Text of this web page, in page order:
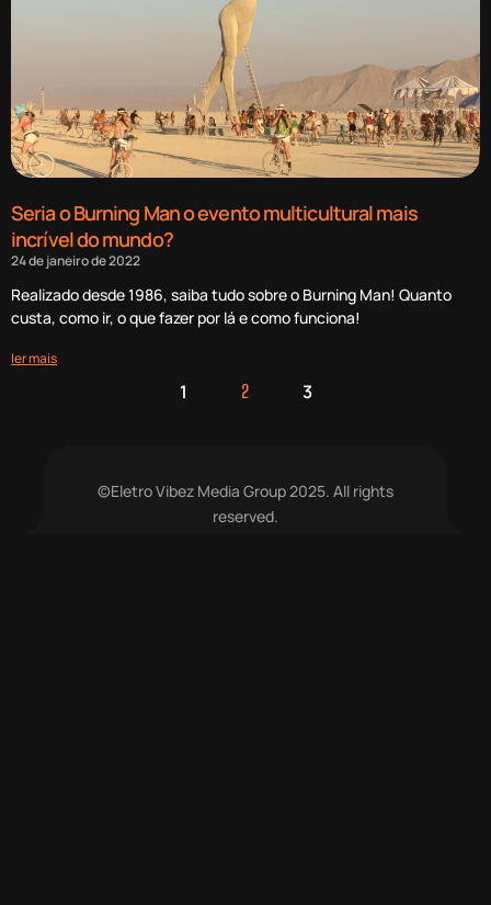
Seria o Burning Man o evento multicultural mais
incrível do mundo?
24 de janeiro de 2022
Realizado desde 1986, saiba tudo sobre o Burning Man! Quanto
custa, como ir, o que fazer por lá e como funciona!
ler mais
1 2 3
©Eletro Vibez Media Group 2025. All rights
reserved.